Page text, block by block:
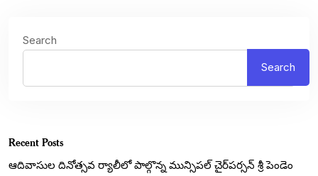
Search
Search
Recent Posts
ఆదివాసుల దినోత్సవ ర్యాలీలో పాల్గొన్న మున్సిపల్ చైర్‌పర్సన్ శ్రీ పెండెం